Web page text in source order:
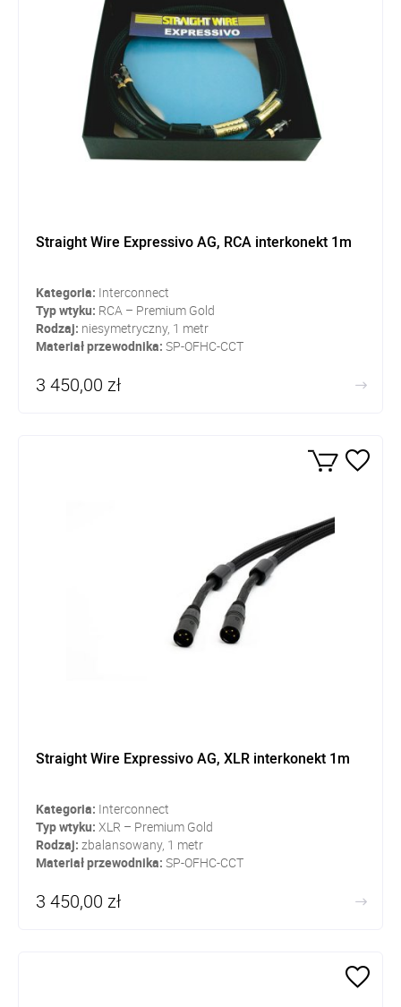
Straight Wire Expressivo AG, RCA interkonekt 1m
Kategoria: Interconnect
Typ wtyku: RCA – Premium Gold
Rodzaj: niesymetryczny, 1 metr
Materiał przewodnika: SP-OFHC-CCT
3 450,00 zł
Straight Wire Expressivo AG, XLR interkonekt 1m
Kategoria: Interconnect
Typ wtyku: XLR – Premium Gold
Rodzaj: zbalansowany, 1 metr
Materiał przewodnika: SP-OFHC-CCT
3 450,00 zł